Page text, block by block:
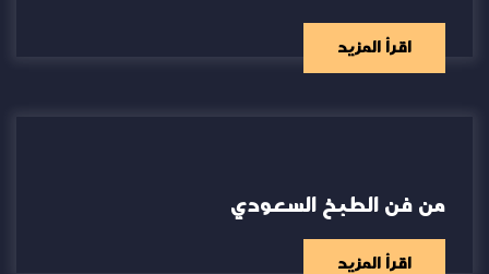
اقرأ المزيد
من فن الطبخ السعودي
اقرأ المزيد